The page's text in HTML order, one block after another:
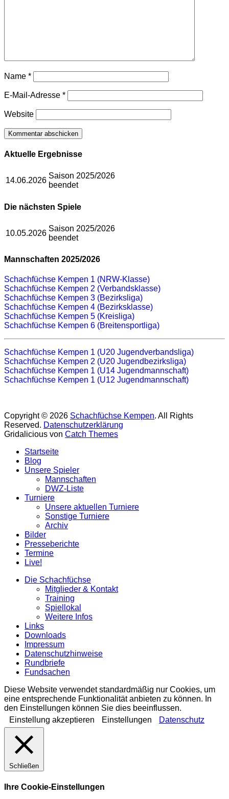
Name *
E-Mail-Adresse *
Website
Aktuelle Ergebnisse
14.06.2026
Saison 2025/2026
beendet
Die nächsten Spiele
10.05.2026
Saison 2025/2026
beendet
Mannschaften 2025/2026
Schachfüchse Kempen 1 (NRW-Klasse)
Schachfüchse Kempen 2 (Verbandsklasse)
Schachfüchse Kempen 3 (Bezirksliga)
Schachfüchse Kempen 4 (Bezirksklasse)
Schachfüchse Kempen 5 (Kreisliga)
Schachfüchse Kempen 6 (Breitensportliga)
Schachfüchse Kempen 1 (U20 Jugendverbandsliga)
Schachfüchse Kempen 2 (U20 Jugendbezirksliga)
Schachfüchse Kempen 1 (U14 Jugendmannschaft)
Schachfüchse Kempen 1 (U12 Jugendmannschaft)
Copyright © 2026 Schachfüchse Kempen. All Rights
Reserved. Datenschutzerklärung
Gridalicious von Catch Themes
oben
scrollen
Startseite
Blog
Unsere Spieler
Mannschaften
DWZ-Liste
Turniere
Unsere aktuellen Turniere
Sonstige Turniere
Archiv
Bilder
Presseberichte
Termine
Live!
Die Schachfüchse
Mitglieder & Kontakt
Training
Spiellokal
Weitere Infos
Links
Downloads
Impressum
Datenschutzhinweise
Rundbriefe
Fundsachen
Diese Website verwendet standardmäßig nur Cookies, um
eine entsprechende Funktionalität anbieten zu können. In
den Einstellungen können Sie dies beeinflussen.
Einstellung akzeptieren
Einstellungen Datenschutz
Schließen
Ihre Cookie-Einstellungen